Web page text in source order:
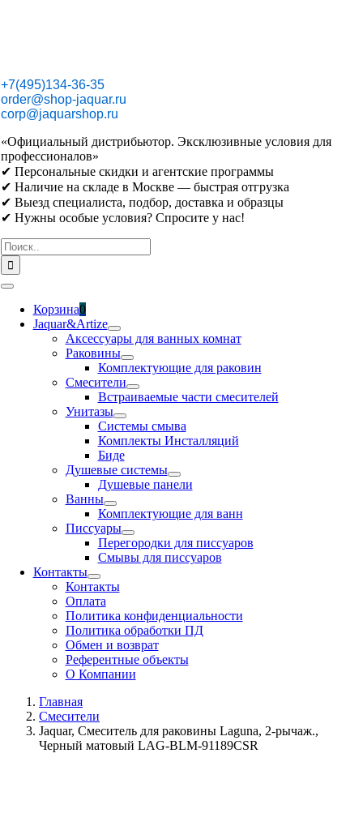
+7(495)134-36-35
order@shop-jaquar.ru
corp@jaquarshop.ru
«Официальный дистрибьютор. Эксклюзивные условия для
профессионалов»
✔ Персональные скидки и агентские программы
✔ Наличие на складе в Москве — быстрая отгрузка
✔ Выезд специалиста, подбор, доставка и образцы
✔ Нужны особые условия? Спросите у нас!
Результат
поиска:
Toggle
NavigationКорзина0
Jaquar&Artize
Аксессуары для ванных комнат
Раковины
Комплектующие для раковин
Смесители
Встраиваемые части смесителей
Унитазы
Системы смыва
Комплекты Инсталляций
Биде
Душевые системы
Душевые панели
Ванны
Комплектующие для ванн
Писсуары
Перегородки для писсуаров
Смывы для писсуаров
Контакты
Контакты
Оплата
Политика конфиденциальности
Политика обработки ПД
Обмен и возврат
Референтные объекты
О Компании
Главная
Смесители
Jaquar, Смеситель для раковины Laguna, 2-рычаж.,
Черный матовый LAG-BLM-91189CSR